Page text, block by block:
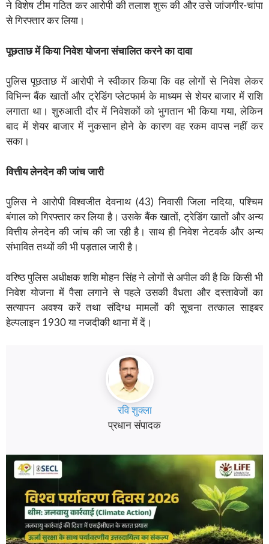
ने विशेष टीम गठित कर आरोपी की तलाश शुरू की और उसे जांजगीर-चांपा
से गिरफ्तार कर लिया।
पूछताछ में किया निवेश योजना संचालित करने का दावा
पुलिस पूछताछ में आरोपी ने स्वीकार किया कि वह लोगों से निवेश लेकर
विभिन्न बैंक खातों और ट्रेडिंग प्लेटफार्म के माध्यम से शेयर बाजार में राशि
लगाता था। शुरुआती दौर में निवेशकों को भुगतान भी किया गया, लेकिन
बाद में शेयर बाजार में नुकसान होने के कारण वह रकम वापस नहीं कर
सका।
वित्तीय लेनदेन की जांच जारी
पुलिस ने आरोपी विश्वजीत देवनाथ (43) निवासी जिला नदिया, पश्चिम
बंगाल को गिरफ्तार कर लिया है। उसके बैंक खातों, ट्रेडिंग खातों और अन्य
वित्तीय लेनदेन की जांच की जा रही है। साथ ही निवेश नेटवर्क और अन्य
संभावित तथ्यों की भी पड़ताल जारी है।
वरिष्ठ पुलिस अधीक्षक शशि मोहन सिंह ने लोगों से अपील की है कि किसी भी
निवेश योजना में पैसा लगाने से पहले उसकी वैधता और दस्तावेजों का
सत्यापन अवश्य करें तथा संदिग्ध मामलों की सूचना तत्काल साइबर
हेल्पलाइन 1930 या नजदीकी थाना में दें।
रवि शुक्ला
प्रधान संपादक